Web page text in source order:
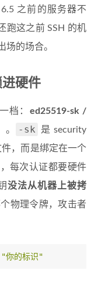
之前的服务器不
跑这之前 SSH 的机
的场合。
硬件
档： ed25519-sk /
。 -sk
是 security
，而是绑定在一个
每次认证都要硬件
没法从机器上被拷
物理令牌，攻击者
"你的标识"